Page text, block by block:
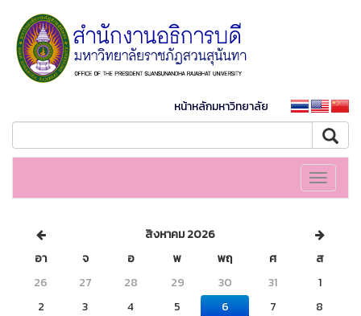
หน้าหลักมหาวิทยาลัย
Toggle
สิงหาคม 2026
อา
จ อ พ พฤ ศ
ส
26
27 28 29 30 31
1
2
3 4 5 6 7
8